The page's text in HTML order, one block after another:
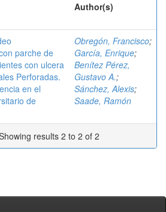
Author(s)
parche de
con ulcera
Perforadas.
en el
de
Obregón, Francisco;
García, Enrique;
Benítez Pérez,
Gustavo A.;
Sánchez, Alexis;
Saade, Ramón
results 2 to 2 of 2